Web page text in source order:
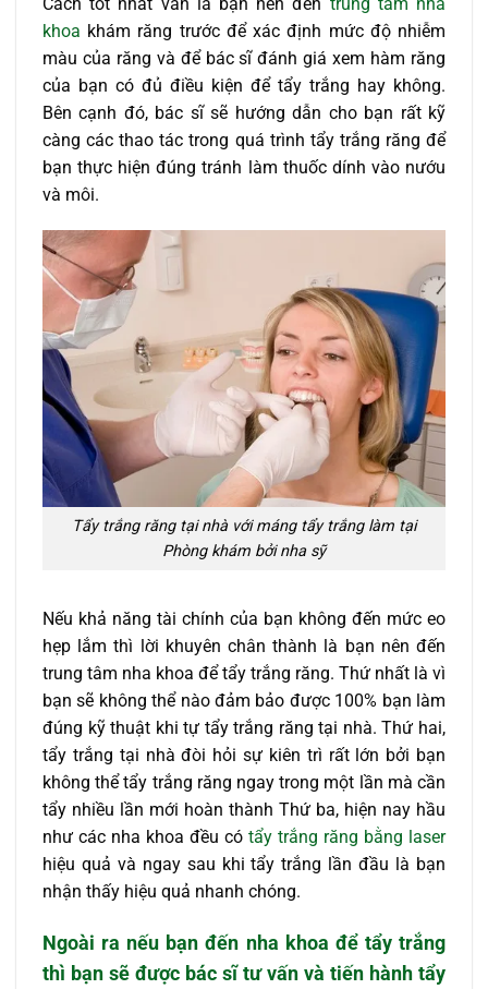
khoa khám răng trước để xác định mức độ nhiễm
màu của răng và để bác sĩ đánh giá xem hàm răng
của bạn có đủ điều kiện để tẩy trắng hay không.
Bên cạnh đó, bác sĩ sẽ hướng dẫn cho bạn rất kỹ
càng các thao tác trong quá trình tẩy trắng răng để
bạn thực hiện đúng tránh làm thuốc dính vào nướu
và môi.
Tẩy trắng răng tại nhà với máng tẩy trắng làm tại
Phòng khám bởi nha sỹ
Nếu khả năng tài chính của bạn không đến mức eo
hẹp lắm thì lời khuyên chân thành là bạn nên đến
trung tâm nha khoa để tẩy trắng răng. Thứ nhất là vì
bạn sẽ không thể nào đảm bảo được 100% bạn làm
đúng kỹ thuật khi tự tẩy trắng răng tại nhà. Thứ hai,
tẩy trắng tại nhà đòi hỏi sự kiên trì rất lớn bởi bạn
không thể tẩy trắng răng ngay trong một lần mà cần
tẩy nhiều lần mới hoàn thành Thứ ba, hiện nay hầu
như các nha khoa đều có tẩy trắng răng bằng laser
hiệu quả và ngay sau khi tẩy trắng lần đầu là bạn
nhận thấy hiệu quả nhanh chóng.
Ngoài ra nếu bạn đến nha khoa để tẩy trắng
thì bạn sẽ được bác sĩ tư vấn và tiến hành tẩy